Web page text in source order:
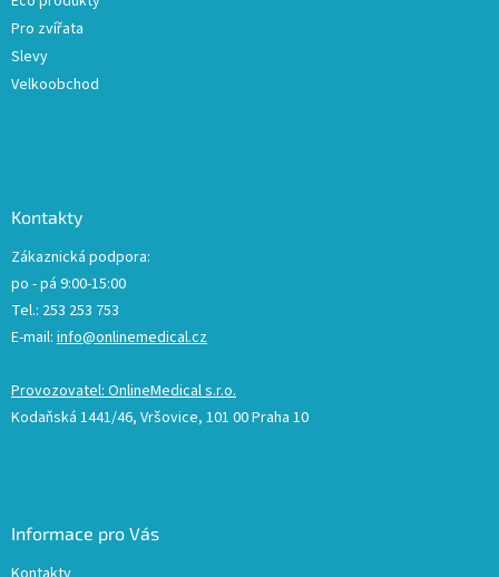
Pro zvířata
Slevy
Velkoobchod
Kontakty
Zákaznická podpora:
po - pá 9:00-15:00
Tel.: 253 253 753
E-mail: info@onlinemedical.cz
Provozovatel: OnlineMedical s.r.o.
Kodaňská 1441/46, Vršovice, 101 00 Praha 10
Informace pro Vás